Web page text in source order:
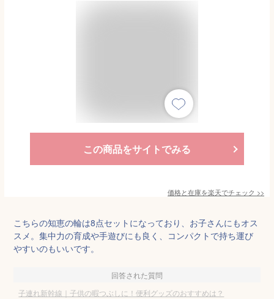
この商品をサイトでみる
価格と在庫を楽天でチェック >>
こちらの知恵の輪は8点セットになっており、お子さんにもオス
スメ。集中力の育成や手遊びにも良く、コンパクトで持ち運び
やすいのもいいです。
回答された質問
子連れ新幹線｜子供の暇つぶしに！便利グッズのおすすめは？